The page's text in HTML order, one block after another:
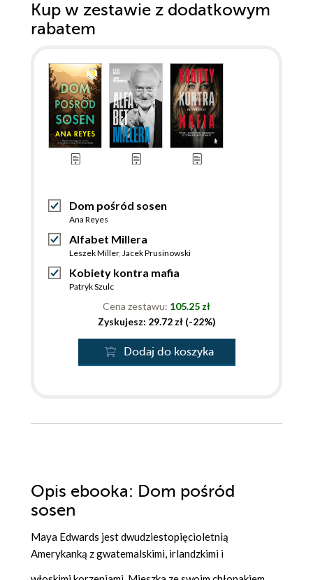
Kup w zestawie z dodatkowym
rabatem
Dom pośród sosen
Ana Reyes
Alfabet Millera
Leszek Miller, Jacek Prusinowski
Kobiety kontra mafia
Patryk Szulc
Cena zestawu: 105.25 zł
Zyskujesz: 29.72 zł (-22%)
Dodaj do koszyka
Opis ebooka: Dom pośród
sosen
Maya Edwards jest dwudziestopięcioletnią
Amerykanką z gwatemalskimi, irlandzkimi i